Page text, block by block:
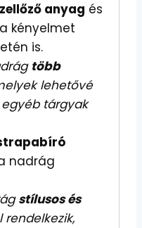
anyag és
kényelmet
is.
több
lehetővé
tárgyak
nadrág
stílusos és